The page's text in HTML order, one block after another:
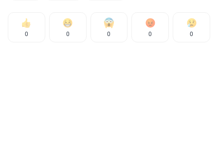
0 0 0 0 0